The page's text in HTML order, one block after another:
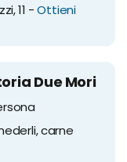
11 -Ottieni
Due Mori
carne